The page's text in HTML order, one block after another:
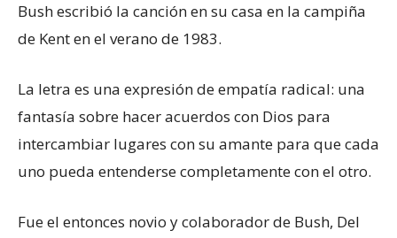
Bush escribió la canción en su casa en la campiña
de Kent en el verano de 1983.
La letra es una expresión de empatía radical: una
fantasía sobre hacer acuerdos con Dios para
intercambiar lugares con su amante para que cada
uno pueda entenderse completamente con el otro.
Fue el entonces novio y colaborador de Bush, Del